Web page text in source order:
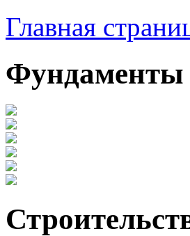
Главная
Фундаменты